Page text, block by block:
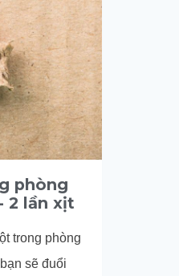
phòng
2 lần xịt
trong phòng
sẽ đuổi